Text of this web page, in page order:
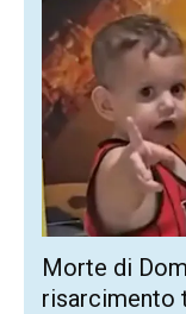
Morte di
risarcimento